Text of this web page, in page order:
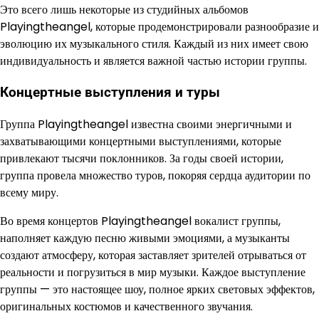
Это всего лишь некоторые из студийных альбомов
Playingtheangel, которые продемонстрировали разнообразие и
эволюцию их музыкального стиля. Каждый из них имеет свою
индивидуальность и является важной частью истории группы.
Концертные выступления и туры
Группа Playingtheangel известна своими энергичными и
захватывающими концертными выступлениями, которые
привлекают тысячи поклонников. За годы своей истории,
группа провела множество туров, покоряя сердца аудитории по
всему миру.
Во время концертов Playingtheangel вокалист группы,
наполняет каждую песню живыми эмоциями, а музыканты
создают атмосферу, которая заставляет зрителей отрываться от
реальности и погрузиться в мир музыки. Каждое выступление
группы — это настоящее шоу, полное ярких световых эффектов,
оригинальных костюмов и качественного звучания.